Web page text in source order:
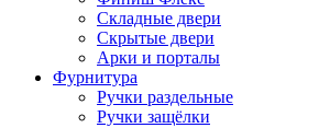
Складные двери
Скрытые двери
Арки и порталы
Фурнитура
Ручки раздельные
Ручки защёлки